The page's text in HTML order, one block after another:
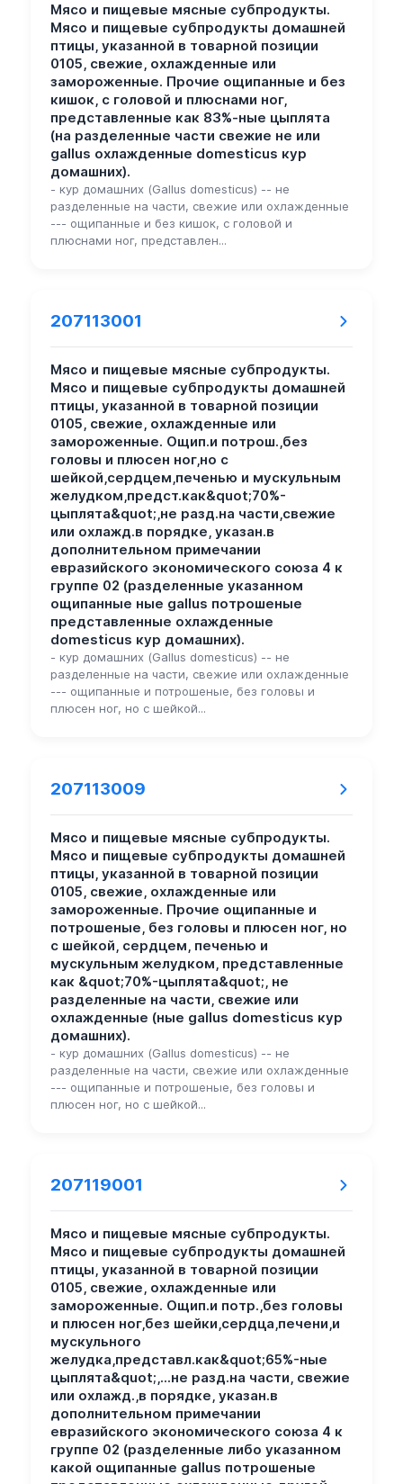
Мясо и пищевые мясные субпродукты.
Мясо и пищевые субпродукты домашней
птицы, указанной в товарной позиции
0105, свежие, охлажденные или
замороженные. Прочие ощипанные и без
кишок, с головой и плюснами ног,
представленные как 83%-ные цыплята
(на разделенные части свежие не или
gallus охлажденные domesticus кур
домашних).
- кур домашних (Gallus domesticus) -- не
разделенные на части, свежие или охлажденные
--- ощипанные и без кишок, с головой и
плюснами ног, представлен...
207113001
Мясо и пищевые мясные субпродукты.
Мясо и пищевые субпродукты домашней
птицы, указанной в товарной позиции
0105, свежие, охлажденные или
замороженные. Ощип.и потрош.,без
головы и плюсен ног,но с
шейкой,сердцем,печенью и мускульным
желудком,предст.как&quot;70%-
цыплята&quot;,не разд.на части,свежие
или охлажд.в порядке, указан.в
дополнительном примечании
евразийского экономического союза 4 к
группе 02 (разделенные указанном
ощипанные ные gallus потрошеные
представленные охлажденные
domesticus кур домашних).
- кур домашних (Gallus domesticus) -- не
разделенные на части, свежие или охлажденные
--- ощипанные и потрошеные, без головы и
плюсен ног, но с шейкой...
207113009
Мясо и пищевые мясные субпродукты.
Мясо и пищевые субпродукты домашней
птицы, указанной в товарной позиции
0105, свежие, охлажденные или
замороженные. Прочие ощипанные и
потрошеные, без головы и плюсен ног, но
с шейкой, сердцем, печенью и
мускульным желудком, представленные
как &quot;70%-цыплята&quot;, не
разделенные на части, свежие или
охлажденные (ные gallus domesticus кур
домашних).
- кур домашних (Gallus domesticus) -- не
разделенные на части, свежие или охлажденные
--- ощипанные и потрошеные, без головы и
плюсен ног, но с шейкой...
207119001
Мясо и пищевые мясные субпродукты.
Мясо и пищевые субпродукты домашней
птицы, указанной в товарной позиции
0105, свежие, охлажденные или
замороженные. Ощип.и потр.,без головы
и плюсен ног,без шейки,сердца,печени,и
мускульного
желудка,представл.как&quot;65%-ные
цыплята&quot;,...не разд.на части, свежие
или охлажд.,в порядке, указан.в
дополнительном примечании
евразийского экономического союза 4 к
группе 02 (разделенные либо указанном
какой ощипанные gallus потрошеные